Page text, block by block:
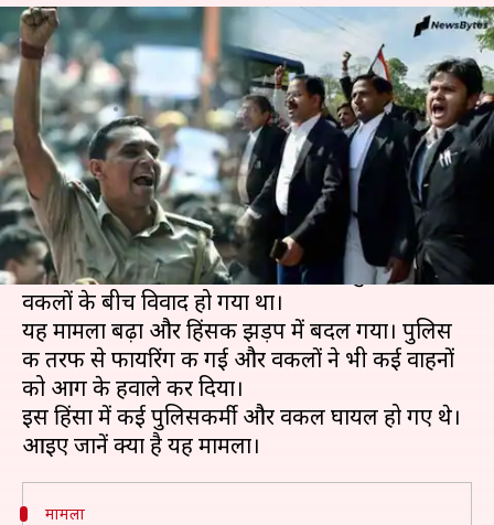
दिल्ली में पुलिस और वकीलों के बीच
विवाद क्यों? जानें पूरा मामला
लेखन प्रमोद कुमार Nov 05, 2019 02:35 pm
क्या है खबर?
मंगलवार को दिल्ली पुलिस के जवान पुलिस मुख्यालय के
बाहर अपने लिए न्याय की मांग के लिए इकट्ठा हुए।
दरअसल, शनिवार को तीस हजारी कोर्ट में पुलिस और
वकीलों के बीच विवाद हो गया था।
यह मामला बढ़ा और हिंसक झड़प में बदल गया। पुलिस
की तरफ से फायरिंग की गई और वकीलों ने भी कई वाहनों
को आग के हवाले कर दिया।
इस हिंसा में कई पुलिसकर्मी और वकील घायल हो गए थे।
मामला